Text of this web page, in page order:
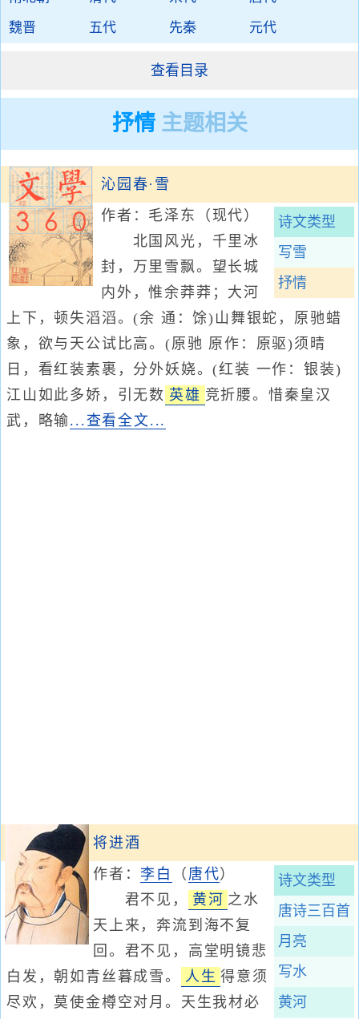
魏晋
五代 先秦 元代
查看目录
抒情 主题相关
沁园春·雪
诗文类型
写雪
抒情
作者：毛泽东
（现代）
北国风光，千里冰
封，万里雪飘。望长城
内外，惟余莽莽；大河
上下，顿失滔滔。(余 通：馀)山舞银蛇，原驰蜡
象，欲与天公试比高。(原驰 原作：原驱)须晴
日，看红装素裹，分外妖娆。(红装 一作：银装)
江山如此多娇，引无数 英雄 竞折腰。惜秦皇汉
武，略输...查看全文...
将进酒
诗文类型
唐诗三百首
月亮
写水
黄河
作者：李白 （ 唐代）
君不见，
黄河 之水
天上来，奔流到海不复
回。君不见，高堂明镜悲
白发，朝如青丝暮成雪。
人生 得意须
尽欢，莫使金樽空对月。天生我材必